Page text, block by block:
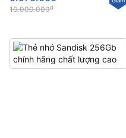
10.000.000đ